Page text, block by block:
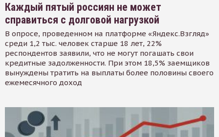
Каждый пятый россиян не может
справиться с долговой нагрузкой
В опросе, проведенном на платформе «Яндекс.Взгляд»
среди 1,2 тыс. человек старше 18 лет, 22%
респондентов заявили, что не могут погашать свои
кредитные задолженности. При этом 18,5% заемщиков
вынуждены тратить на выплаты более половины своего
ежемесячного доход